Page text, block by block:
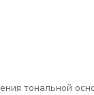
тональной